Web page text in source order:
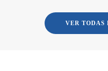
VER TODAS